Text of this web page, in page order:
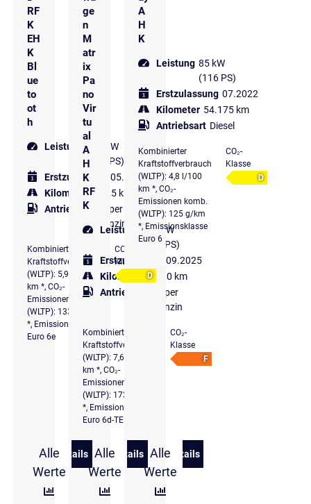
RF
K
EH
K
Bl
ue
to
ot
h
Leistung
110 kW
(150 PS)
Erstzulassung
05.2024
Kilometer 8.825 km
Antriebsart
Super
Benzin
Kombinierter
Kraftstoffverbrauch
(WLTP): 5,9 l/100
km *, CO₂-
Emissionen komb.
(WLTP): 133 g/km
*, Emissionsklasse
Euro 6e
CO₂-
Klasse
D
Alle
Werte
Details
zu Audi Q2 35 TFSI advanced S tronic SHZ LED RFK
ge
n
M
atr
ix
Pa
no
Vir
tu
al
A
H
K
RF
K
Leistung 140 kW
(190 PS)
Erstzulassung
09.2025
Kilometer
9.590 km
Antriebsart
Super
Benzin
Kombinierter
Kraftstoffverbrauch
(WLTP): 7,6 l/100
km *, CO₂-
Emissionen komb.
(WLTP): 173 g/km
*, Emissionsklasse
Euro 6d-TEMP
CO₂-
Klasse
F
Alle
Werte
Details
zu Audi Q2 S line 40 TFSI quattro S
A
H
K
Leistung 85 kW
(116 PS)
Erstzulassung 07.2022
Kilometer 54.175 km
Antriebsart Diesel
Kombinierter
Kraftstoffverbrauch
(WLTP): 4,8 l/100
km *, CO₂-
Emissionen komb.
(WLTP): 125 g/km
*, Emissionsklasse
Euro 6
CO₂-
Klasse
D
Alle
Werte
Details
zu Audi Q2 30 TDI S tronic